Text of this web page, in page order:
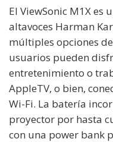
El ViewSonic M1X es
altavoces Harman
múltiples opciones
usuarios pueden
entretenimiento o
AppleTV, o bien,
Wi-Fi. La batería
proyector por hasta
con una power bank